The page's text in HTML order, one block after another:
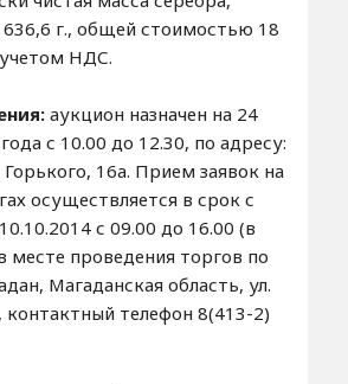
г., общей стоимостью 18
НДС.
аукцион назначен на 24
с 10.00 до 12.30, по адресу:
Горького, 16а. Прием заявок на
осуществляется в срок с
с 09.00 до 16.00 (в
месте проведения торгов по
Магаданская область, ул.
контактный телефон 8(413-2)